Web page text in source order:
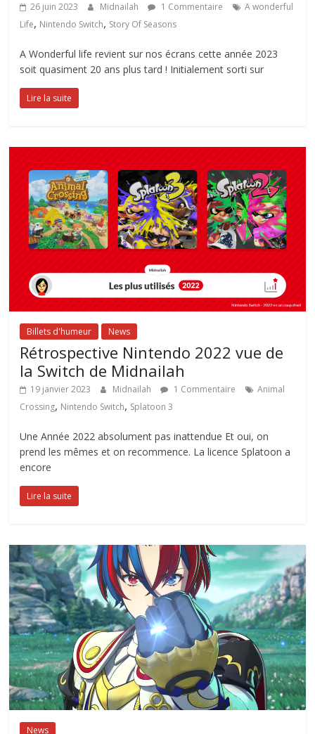
26 juin 2023 Midnailah 1 Commentaire
A wonderful
Life, Nintendo Switch, Story Of Seasons
A Wonderful life revient sur nos écrans cette année 2023
soit quasiment 20 ans plus tard ! Initialement sorti sur
Lire la suite
Billets d'humeur News
Rétrospective Nintendo 2022 vue de
la Switch de Midnailah
19 janvier 2023 Midnailah 1 Commentaire
Animal
Crossing, Nintendo Switch, Splatoon 3
Une Année 2022 absolument pas inattendue Et oui, on
prend les mêmes et on recommence. La licence Splatoon a
encore
Lire la suite
News